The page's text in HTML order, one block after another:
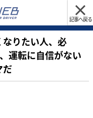
記事へ戻る
りたい人、必
運転に自信がない
だ